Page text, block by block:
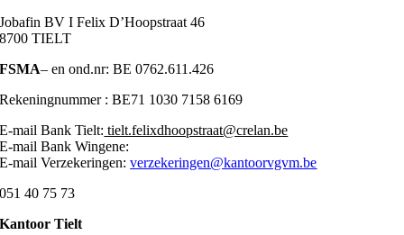
Jobafin BV I Felix D’Hoopstraat 46
8700 TIELT
FSMA– en ond.nr: BE 0762.611.426
Rekeningnummer : BE71 1030 7158 6169
E-mail Bank Tielt: tielt.felixdhoopstraat@crelan.be
E-mail Bank Wingene:
E-mail Verzekeringen:verzekeringen@kantoorvgvm.be
051 40 75 73
Kantoor Tielt